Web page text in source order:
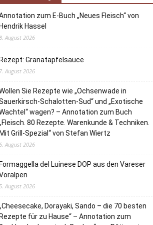
zum E-Buch „Neues Fleisch“ von
Hassel
August 2026
Granatapfelsauce
August 2026
Sie Rezepte wie „Ochsenwade in
Schalotten-Sud“ und „Exotische
wagen? – Annotation zum Buch
80 Rezepte. Warenkunde & Techniken.
Grill-Spezial“ von Stefan Wiertz
August 2026
del Luinese DOP aus den Vareser
August 2026
Dorayaki, Sando – die 70 besten
für zu Hause“ – Annotation zum